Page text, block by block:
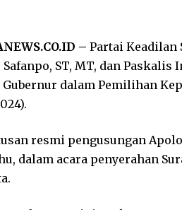
– Partai Keadilan
ST, MT, dan Paskalis
dalam Pemilihan
resmi pengusungan
dalam acara penyerahan